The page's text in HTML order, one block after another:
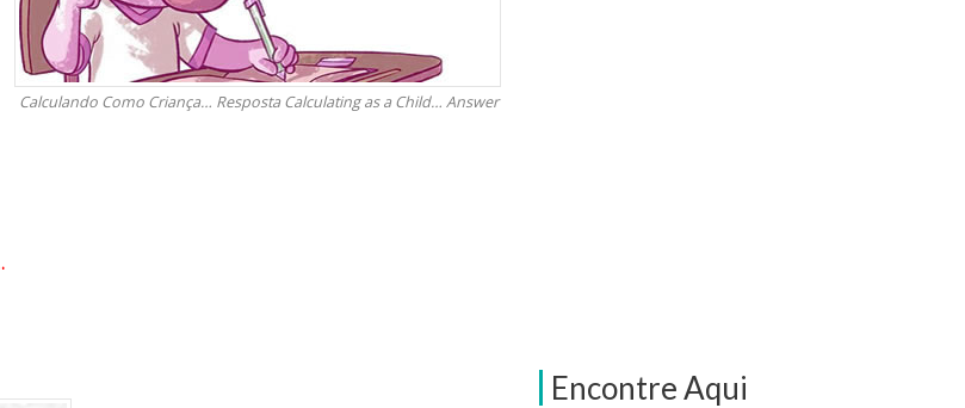
Encontre Aqui
Calculando Como Criança… Resposta Calculating as a Child… Answer